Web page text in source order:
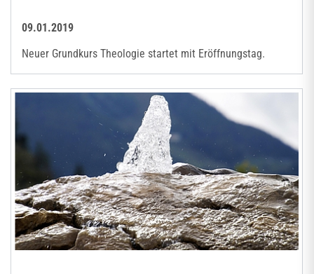
09.01.2019
Neuer Grundkurs Theologie startet mit Eröffnungstag.